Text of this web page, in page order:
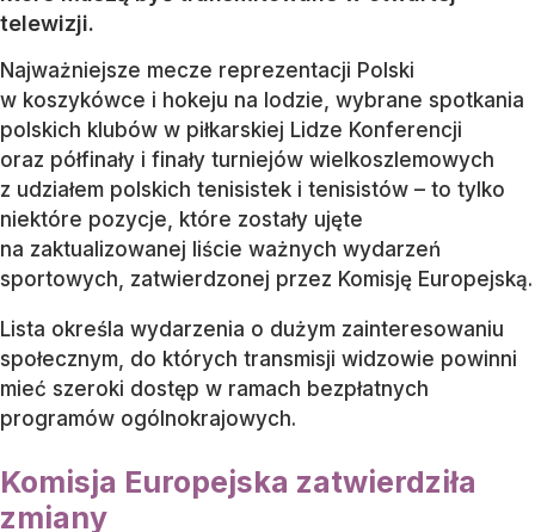
telewizji.
Najważniejsze mecze reprezentacji Polski
w koszykówce i hokeju na lodzie, wybrane spotkania
polskich klubów w piłkarskiej Lidze Konferencji
oraz półfinały i finały turniejów wielkoszlemowych
z udziałem polskich tenisistek i tenisistów – to tylko
niektóre pozycje, które zostały ujęte
na zaktualizowanej liście ważnych wydarzeń
sportowych, zatwierdzonej przez Komisję Europejską.
Lista określa wydarzenia o dużym zainteresowaniu
społecznym, do których transmisji widzowie powinni
mieć szeroki dostęp w ramach bezpłatnych
programów ogólnokrajowych.
Komisja Europejska zatwierdziła
zmiany